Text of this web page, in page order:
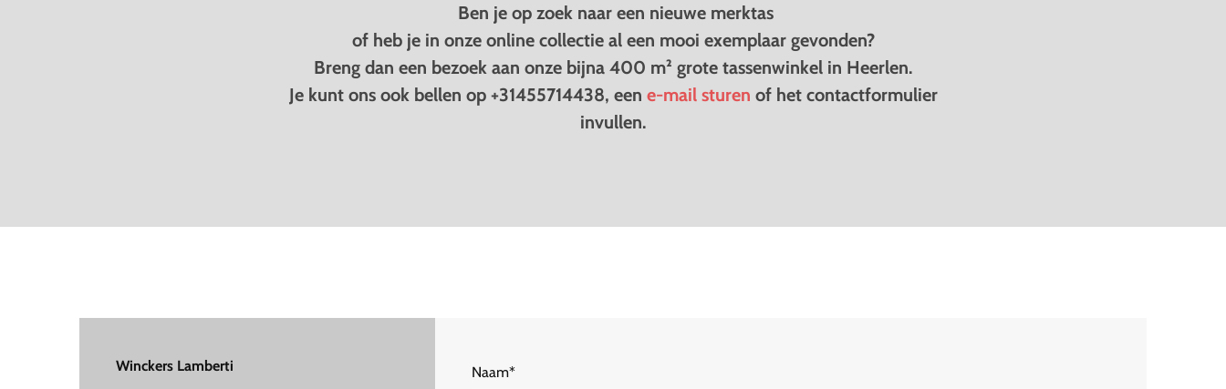
Ben je op zoek naar een nieuwe merktas
of heb je in onze online collectie al een mooi exemplaar gevonden?
Breng dan een bezoek aan onze bijna 400 m² grote tassenwinkel in Heerlen.
Je kunt ons ook bellen op +31455714438, een e-mail sturen of het contactformulier
invullen.
Winckers Lamberti Naam*